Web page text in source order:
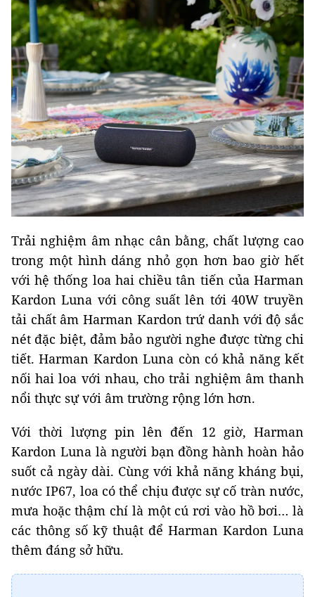
Trải nghiệm âm nhạc cân bằng, chất lượng cao
trong một hình dáng nhỏ gọn hơn bao giờ hết
với hệ thống loa hai chiều tân tiến của Harman
Kardon Luna với công suất lên tới 40W truyền
tải chất âm Harman Kardon trứ danh với độ sắc
nét đặc biệt, đảm bảo người nghe được từng chi
tiết. Harman Kardon Luna còn có khả năng kết
nối hai loa với nhau, cho trải nghiệm âm thanh
nổi thực sự với âm trường rộng lớn hơn.
Với thời lượng pin lên đến 12 giờ, Harman
Kardon Luna là người bạn đồng hành hoàn hảo
suốt cả ngày dài. Cùng với khả năng kháng bụi,
nước IP67, loa có thể chịu được sự cố tràn nước,
mưa hoặc thậm chí là một cú rơi vào hồ bơi… là
các thông số kỹ thuật để Harman Kardon Luna
thêm đáng sở hữu.